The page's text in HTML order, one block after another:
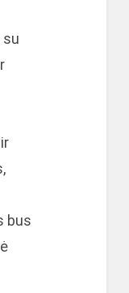
su
bus